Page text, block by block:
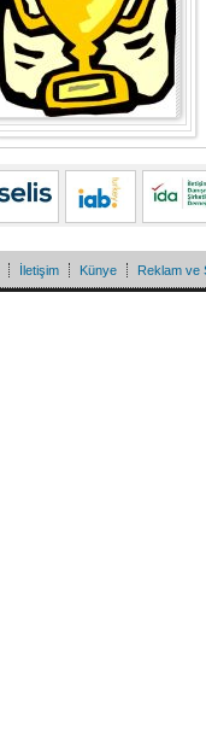
İletişim Künye Reklam ve